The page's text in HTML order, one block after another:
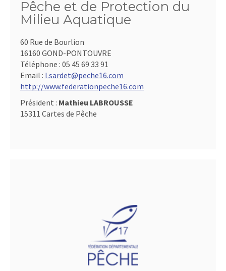
Pêche et de Protection du
Milieu Aquatique
60 Rue de Bourlion
16160 GOND-PONTOUVRE
Téléphone : 05 45 69 33 91
Email : l.sardet@peche16.com
http://www.federationpeche16.com
Président : Mathieu LABROUSSE
15311 Cartes de Pêche